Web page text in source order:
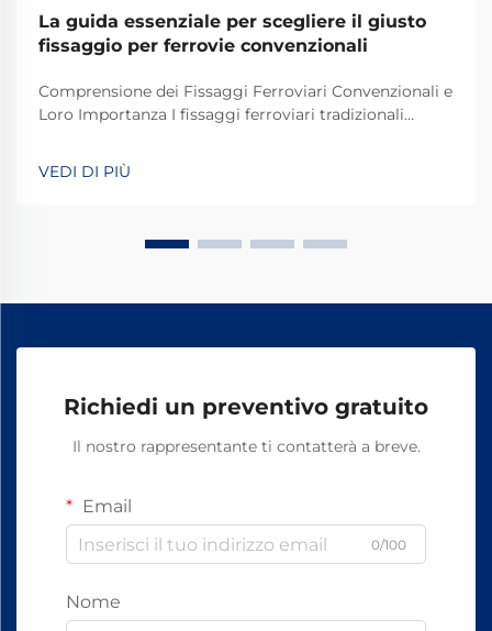
La guida essenziale per scegliere il giusto
fissaggio per ferrovie convenzionali
Comprensione dei Fissaggi Ferroviari Convenzionali e
Loro Importanza I fissaggi ferroviari tradizionali
stabili e sicuri i binari dei treni per le operazioni
quotidiane. La maggior parte dei sistemi si basa su
VEDI DI PIÙ
Richiedi un preventivo gratuito
Il nostro rappresentante ti contatterà a breve.
Email
0/100
Nome